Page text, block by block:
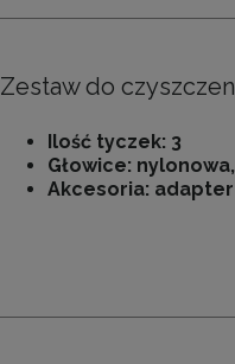
Zestaw do
Ilość tyczek: 3
Głowice:
Akcesoria: